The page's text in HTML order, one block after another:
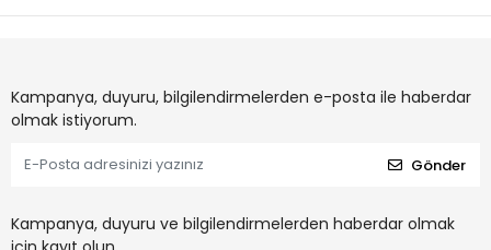
Kampanya, duyuru, bilgilendirmelerden e-posta ile haberdar
olmak istiyorum.
Gönder
Kampanya, duyuru ve bilgilendirmelerden haberdar olmak